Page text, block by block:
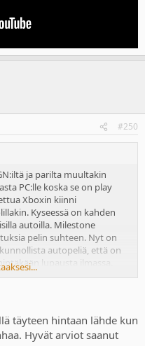
#250
ja parilta muultakin
PC:lle koska se on play
Xboxin kiinni
Kyseessä on kahden
autoilla. Milestone
pelin suhteen. Nyt on
autopeliä, että on
lupausta ilmassa.
kympin lisähintaan
Sega Rallyn ja vastaavien
höpötyksiä. Tuskin näillä
täyteen hintaan lähde kun
Hyvät arviot saanut